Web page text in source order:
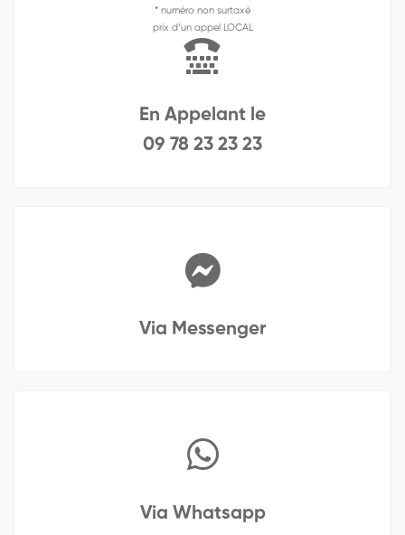
* numéro non surtaxé
prix d’un appel LOCAL
En Appelant le
09 78 23 23 23
Via Messenger
Via Whatsapp